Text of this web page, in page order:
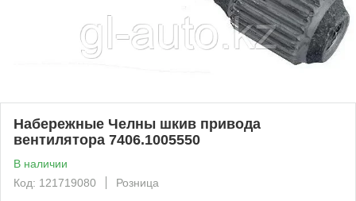
Набережные Челны шкив привода
вентилятора 7406.1005550
В наличии
Код: 121719080
Розница